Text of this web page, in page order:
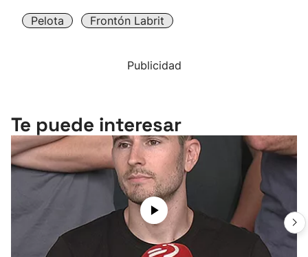
Pelota Frontón Labrit
Publicidad
Te puede interesar